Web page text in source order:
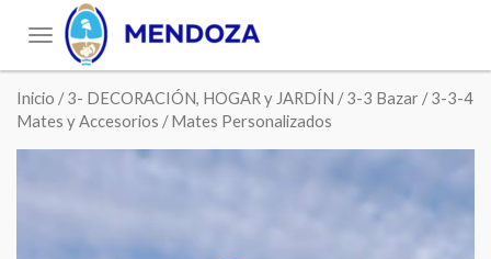
Toggle
navigation
Inicio /3- DECORACIÓN, HOGAR y JARDÍN /3-3 Bazar /3-3-4
Mates y Accesorios / Mates Personalizados